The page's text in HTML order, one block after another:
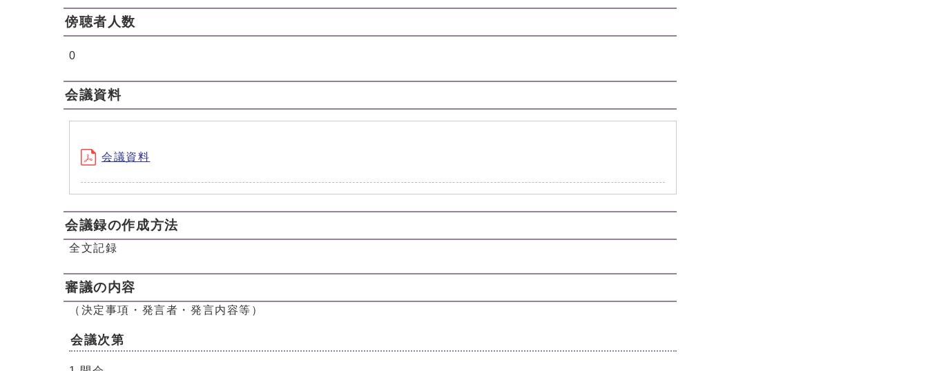
傍聴者人数
0
会議資料
会議資料
会議録の作成方法
全文記録
審議の内容
（決定事項・発言者・発言内容等）
会議次第